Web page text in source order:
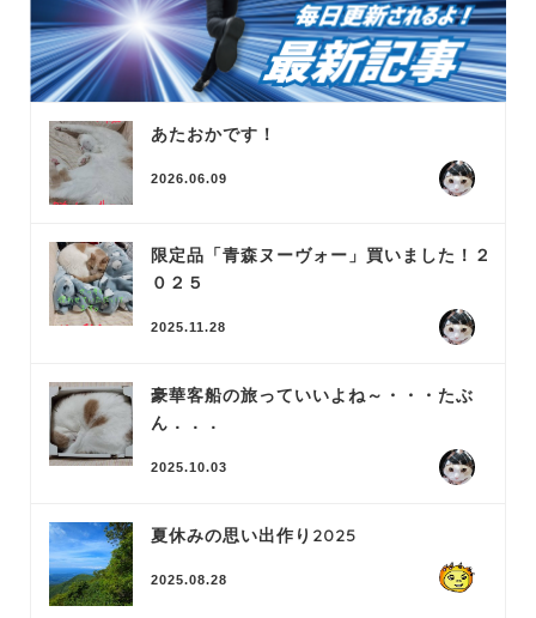
あたおかです！
2026.06.09
限定品「青森ヌーヴォー」買いました！２
０２５
2025.11.28
豪華客船の旅っていいよね～・・・たぶ
ん．．．
2025.10.03
夏休みの思い出作り2025
2025.08.28